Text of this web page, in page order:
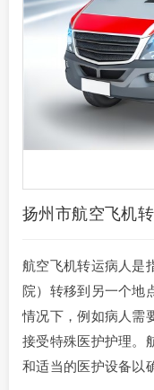
扬州市航空飞机
航空飞机转运病人是
院）转移到另一个地
情况下，例如病人需
接受特殊医护护理。
和适当的医护设备以